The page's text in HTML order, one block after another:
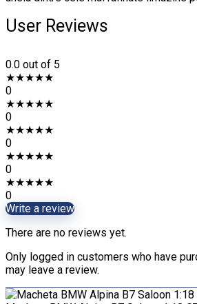
User Reviews
0.0 out of 5
★★★★★
0
★★★★★
0
★★★★★
0
★★★★★
0
★★★★★
0
Write a review
There are no reviews yet.
Only logged in customers who have
may leave a review.